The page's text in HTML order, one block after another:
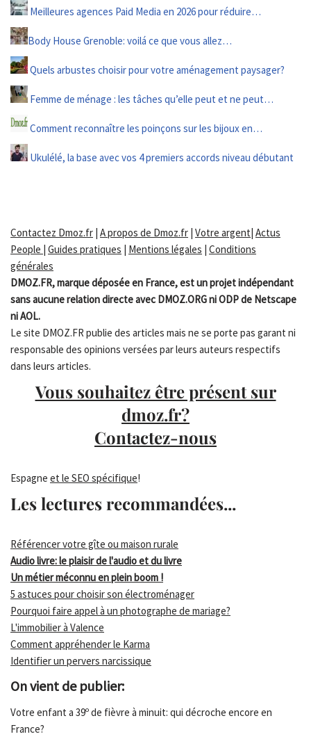
Meilleures agences Paid Media en 2026 pour réduire…
Body House Grenoble: voilá ce que vous allez…
Quels arbustes choisir pour votre aménagement paysager?
Femme de ménage : les tâches qu’elle peut et ne peut…
Comment reconnaître les poinçons sur les bijoux en…
Ukulélé, la base avec vos 4 premiers accords niveau débutant
Contactez Dmoz.fr | A propos de Dmoz.fr | Votre argent| Actus
People | Guides pratiques | Mentions légales | Conditions
générales
DMOZ.FR, marque déposée en France, est un projet indépendant
sans aucune relation directe avec DMOZ.ORG ni ODP de Netscape
ni AOL.
Le site DMOZ.FR publie des articles mais ne se porte pas garant ni
responsable des opinions versées par leurs auteurs respectifs
dans leurs articles.
Vous souhaitez être présent sur
dmoz.fr?
Contactez-nous
Espagne et le SEO spécifique!
Les lectures recommandées...
Référencer votre gîte ou maison rurale
Audio livre: le plaisir de l'audio et du livre
Un métier méconnu en plein boom !
5 astuces pour choisir son électroménager
Pourquoi faire appel à un photographe de mariage?
L'immobilier à Valence
Comment appréhender le Karma
Identifier un pervers narcissique
On vient de publier:
Votre enfant a 39º de fièvre à minuit: qui décroche encore en
France?